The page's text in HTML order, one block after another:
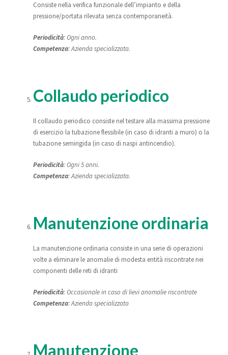
Consiste nella verifica funzionale dell’impianto e della
pressione/portata rilevata senza contemporaneità.
Periodicità: Ogni anno.
Competenza: Azienda specializzata.
Collaudo periodico
Il collaudo periodico consiste nel testare alla massima pressione
di esercizio la tubazione flessibile (in caso di idranti a muro) o la
tubazione semirigida (in caso di naspi antincendio).
Periodicità: Ogni 5 anni.
Competenza: Azienda specializzata.
Manutenzione ordinaria
La manutenzione ordinaria consiste in una serie di operazioni
volte a eliminare le anomalie di modesta entità riscontrate nei
componenti delle reti di idranti
Periodicità: Occasionale in caso di lievi anomalie riscontrate
Competenza: Azienda specializzata
Manutenzione